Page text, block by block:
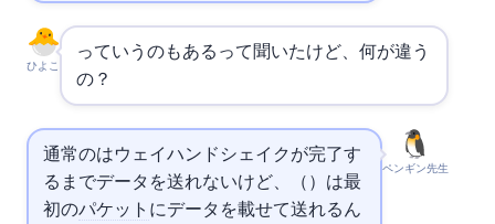
ひよこ
Fast Openっていうのもあるって聞いたけど、何が違う
の？
ペンギン先生
通常のは3ウェイハンドシェイクが完了す
るまでデータを送れないけど、
Fast Open（TFO）は最
初のSYNパケット にデータを載せて送れるん